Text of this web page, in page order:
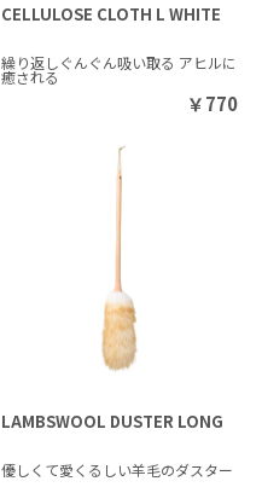
CELLULOSE CLOTH L WHITE
繰り返しぐんぐん吸い取る アヒルに
癒される
￥770
LAMBSWOOL DUSTER LONG
優しくて愛くるしい羊毛のダスター